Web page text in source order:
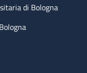
di Bologna